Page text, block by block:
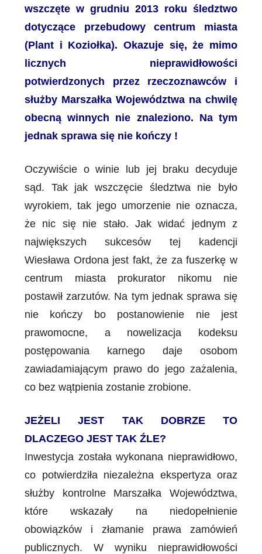
wszczęte w grudniu 2013 roku śledztwo
dotyczące przebudowy centrum miasta
(Plant i Koziołka). Okazuje się, że mimo
licznych nieprawidłowości
potwierdzonych przez rzeczoznawców i
służby Marszałka Województwa na chwilę
obecną winnych nie znaleziono. Na tym
jednak sprawa się nie kończy !
Oczywiście o winie lub jej braku decyduje
sąd. Tak jak wszczęcie śledztwa nie było
wyrokiem, tak jego umorzenie nie oznacza,
że nic się nie stało. Jak widać jednym z
największych sukcesów tej kadencji
Wiesława Ordona jest fakt, że za fuszerkę w
centrum miasta prokurator nikomu nie
postawił zarzutów. Na tym jednak sprawa się
nie kończy bo postanowienie nie jest
prawomocne, a nowelizacja kodeksu
postępowania karnego daje osobom
zawiadamiającym prawo do jego zażalenia,
co bez wątpienia zostanie zrobione.
JEŻELI JEST TAK DOBRZE TO
DLACZEGO JEST TAK ŹLE?
Inwestycja została wykonana nieprawidłowo,
co potwierdziła niezależna ekspertyza oraz
służby kontrolne Marszałka Województwa,
które wskazały na niedopełnienie
obowiązków i złamanie prawa zamówień
publicznych. W wyniku nieprawidłowości